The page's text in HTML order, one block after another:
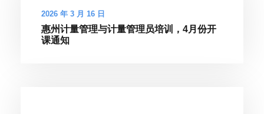
2026 年 3 月 16 日
惠州计量管理与计量管理员培训，4月份开
课通知